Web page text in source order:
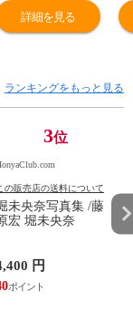
詳細を見る
ランキングをもっと見る
3位
の販売店の送料について
未央奈写真集 /藤
宏 堀未央奈
円